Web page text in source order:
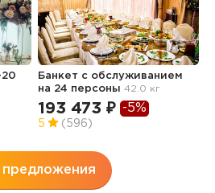
20
Банкет с обслуживанием
на 24 персоны42.0 кг
193 473 ₽ -5%
5 (596)
предложения